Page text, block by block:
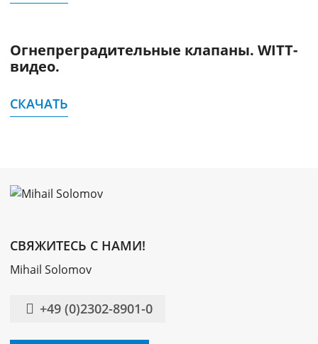
Огнепреградительные клапаны. WITT-
видео.
СКАЧАТЬ
СВЯЖИТЕСЬ С НАМИ!
Mihail Solomov
+49 (0)2302-8901-0